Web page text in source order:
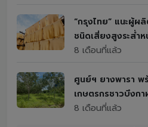
“กรุงไทย” แนะผู้ผ
ชนิดเสี่ยงสูงระส่ำห
8 เดือนที่แล้ว
ศูนย์ฯ ยางพารา พ
เกษตรกรชาวบึงก
8 เดือนที่แล้ว